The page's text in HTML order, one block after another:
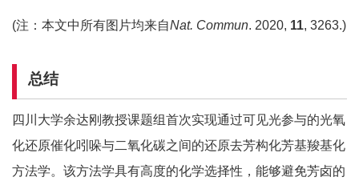
(注：本文中所有图片均来自Nat. Commun. 2020, 11, 3263.)
总结
四川大学余达刚教授课题组首次实现通过可见光参与的光氧
化还原催化吲哚与二氧化碳之间的还原去芳构化芳基羧基化
方法学。该方法学具有高度的化学选择性，能够避免芳卤的